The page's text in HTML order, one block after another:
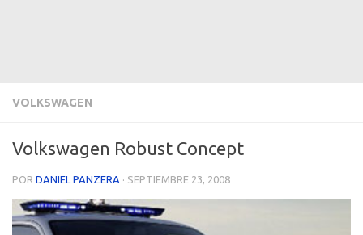
VOLKSWAGEN
Volkswagen Robust Concept
POR DANIEL PANZERA · SEPTIEMBRE 23, 2008